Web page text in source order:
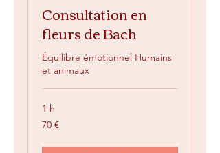
Consultation en
fleurs de Bach
Équilibre émotionnel Humains
et animaux
1 h
70
euros
70 €